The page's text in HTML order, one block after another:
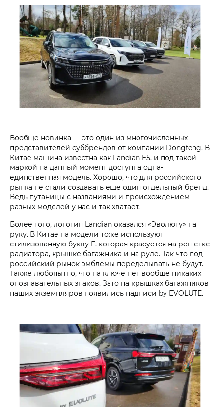
Вообще новинка — это один из многочисленных
представителей суббрендов от компании Dongfeng. В
Китае машина известна как Landian E5, и под такой
маркой на данный момент доступна одна-
единственная модель. Хорошо, что для российского
рынка не стали создавать еще один отдельный бренд.
Ведь путаницы с названиями и происхождением
разных моделей у нас и так хватает.
Более того, логотип Landian оказался «Эволюту» на
руку. В Китае на модели тоже используют
стилизованную букву E, которая красуется на решетке
радиатора, крышке багажника и на руле. Так что под
российский рынок эмблемы переделывать не будут.
Также любопытно, что на ключе нет вообще никаких
опознавательных знаков. Зато на крышках багажников
наших экземпляров появились надписи by EVOLUTE.